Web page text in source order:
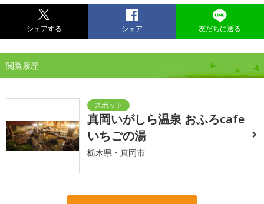
シェアする シェア 友だちに送る
閲覧履歴
真岡いがしら温泉 おふろcafe
いちごの湯
栃木県・真岡市